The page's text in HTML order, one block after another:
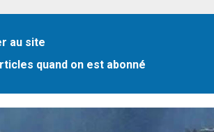
au site
quand on est abonné